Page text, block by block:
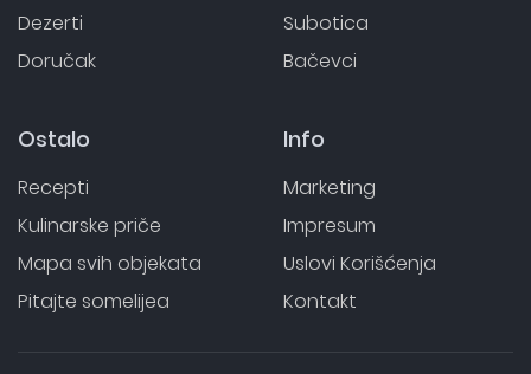
Dezerti
Doručak
Subotica
Bačevci
Ostalo
Recepti
Kulinarske priče
Mapa svih objekata
Pitajte somelijea
Info
Marketing
Impresum
Uslovi Korišćenja
Kontakt